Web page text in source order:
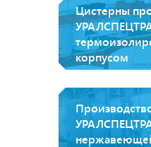
Цистерны
корпусом